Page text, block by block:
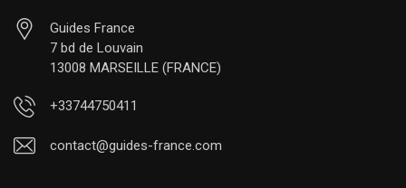
Guides France
7 bd de Louvain
13008 MARSEILLE (FRANCE)
+33744750411
contact@guides-france.com